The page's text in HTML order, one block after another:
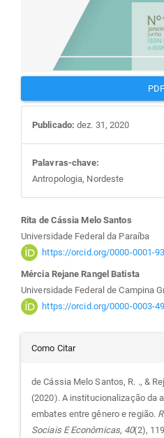
PDF
Publicado: dez. 31, 2020
Palavras-chave:
Antropologia, Nordeste
Conteúdo
do
artigo
principal
Rita de Cássia Melo Santos
Universidade Federal da Paraíba
https://orcid.org/0000-0001-
Mércia Rejane Rangel Batista
Universidade Federal de Campina
https://orcid.org/0000-0003-
Detalhes
do
artigo
Como Citar
de Cássia Melo Santos, R. ., &
(2020). A institucionalização da
embates entre gênero e região.
Sociais E Econômicas, 40(2),